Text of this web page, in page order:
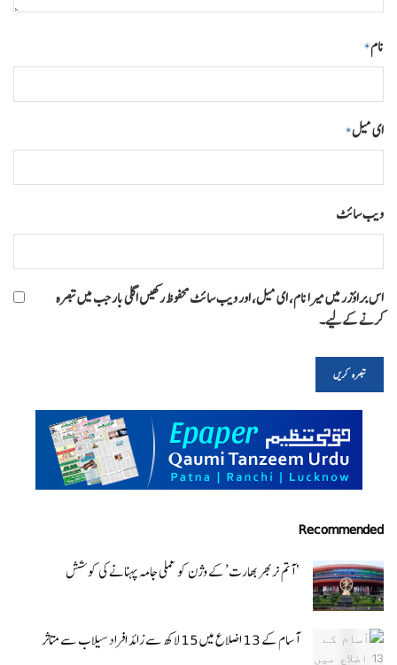
نام*
ای میل*
ویب‌ سائٹ
اس براؤزر میں میرا نام، ای میل، اور ویب سائٹ محفوظ رکھیں اگلی بار جب میں تبصرہ
کرنے کےلیے۔
Recommended
‘ آتم نربھر بھارت’ کے وژن کو عملی جامہ پہنانے کی کوشش
آسام کے 13 اضلاع میں 15 لاکھ سے زائد افراد سیلاب سے متاثر